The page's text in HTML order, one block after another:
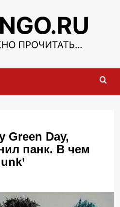
Green Day,
панк. В чем